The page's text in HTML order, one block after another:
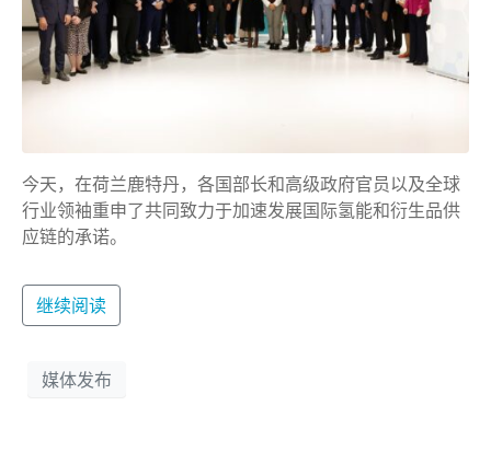
今天，在荷兰鹿特丹，各国部长和高级政府官员以及全球
行业领袖重申了共同致力于加速发展国际氢能和衍生品供
应链的承诺。
继续阅读
媒体发布